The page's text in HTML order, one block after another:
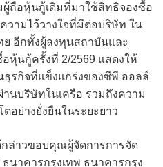
ผู้ถือหุ้นกู้เดิมที่มาใช้สิทธิจองซื้อ
วามไว้วางใจที่มีต่อบริษัท ใน
อีกทั้งผู้ลงทุนสถาบันและ
หุ้นกู้ครั้งที่ 2/2569 แสดงให้
รกิจที่แข็งแกร่งของซีพี ออลล์
นบริษัทในเครือ รวมถึงความ
อย่างยั่งยืนในระยะยาว
กล่าวขอบคุณผู้จัดการการจัด
นาคารกรุงเทพ ธนาคารกรุง